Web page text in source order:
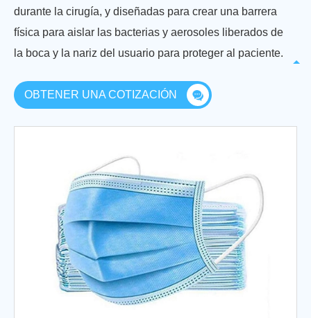
durante la cirugía, y diseñadas para crear una barrera
física para aislar las bacterias y aerosoles liberados de
la boca y la nariz del usuario para proteger al paciente.
OBTENER UNA COTIZACIÓN